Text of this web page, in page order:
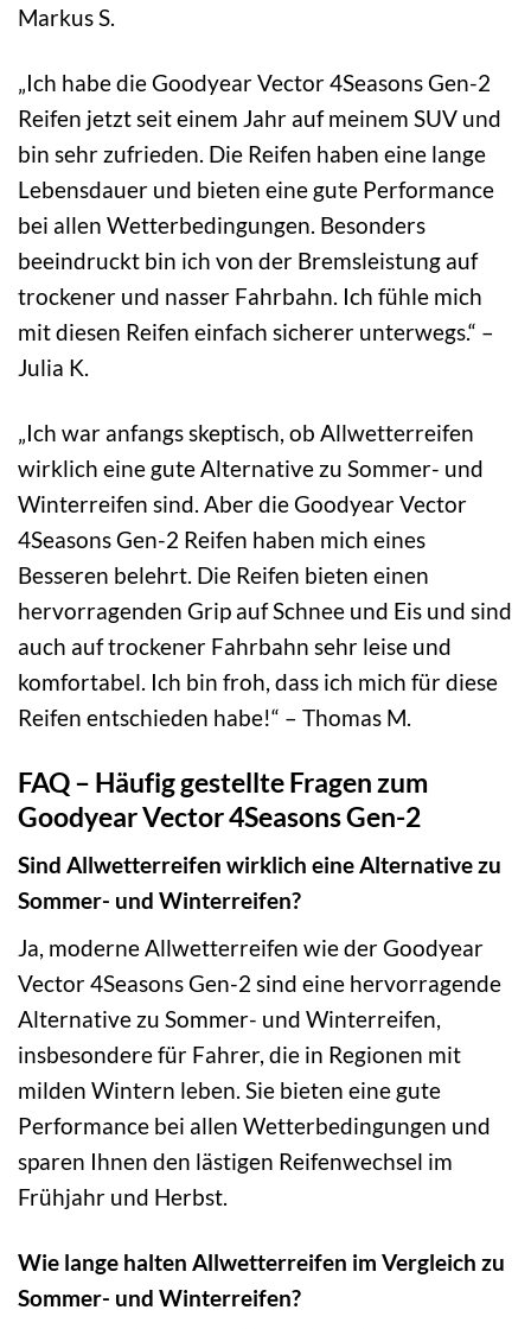
Markus S.
„Ich habe die Goodyear Vector 4Seasons Gen-2
Reifen jetzt seit einem Jahr auf meinem SUV und
bin sehr zufrieden. Die Reifen haben eine lange
Lebensdauer und bieten eine gute Performance
bei allen Wetterbedingungen. Besonders
beeindruckt bin ich von der Bremsleistung auf
trockener und nasser Fahrbahn. Ich fühle mich
mit diesen Reifen einfach sicherer unterwegs.“ –
Julia K.
„Ich war anfangs skeptisch, ob Allwetterreifen
wirklich eine gute Alternative zu Sommer- und
Winterreifen sind. Aber die Goodyear Vector
4Seasons Gen-2 Reifen haben mich eines
Besseren belehrt. Die Reifen bieten einen
hervorragenden Grip auf Schnee und Eis und sind
auch auf trockener Fahrbahn sehr leise und
komfortabel. Ich bin froh, dass ich mich für diese
Reifen entschieden habe!“ – Thomas M.
FAQ – Häufig gestellte Fragen zum
Goodyear Vector 4Seasons Gen-2
Sind Allwetterreifen wirklich eine Alternative zu
Sommer- und Winterreifen?
Ja, moderne Allwetterreifen wie der Goodyear
Vector 4Seasons Gen-2 sind eine hervorragende
Alternative zu Sommer- und Winterreifen,
insbesondere für Fahrer, die in Regionen mit
milden Wintern leben. Sie bieten eine gute
Performance bei allen Wetterbedingungen und
sparen Ihnen den lästigen Reifenwechsel im
Frühjahr und Herbst.
Wie lange halten Allwetterreifen im Vergleich zu
Sommer- und Winterreifen?